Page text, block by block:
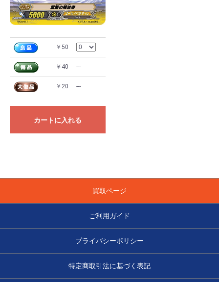
￥50
￥40 ---
￥20 ---
カートに入れる
買取ページ
ご利用ガイド
プライバシーポリシー
特定商取引法に基づく表記